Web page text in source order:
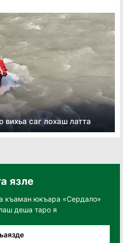
вихьа саг лохаш латта
язле
къаман юкъара «Сердало»
деша таро я